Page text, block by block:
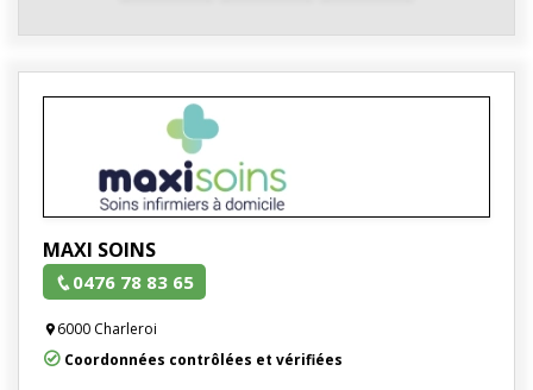
MAXI SOINS
0476 78 83 65
6000 Charleroi
Coordonnées contrôlées et vérifiées